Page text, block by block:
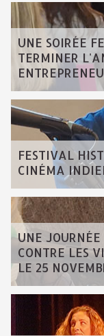
UNE SOIRÉE
TERMINER
FESTIVAL
CINÉMA
UNE
CONTRE LES
LE 25